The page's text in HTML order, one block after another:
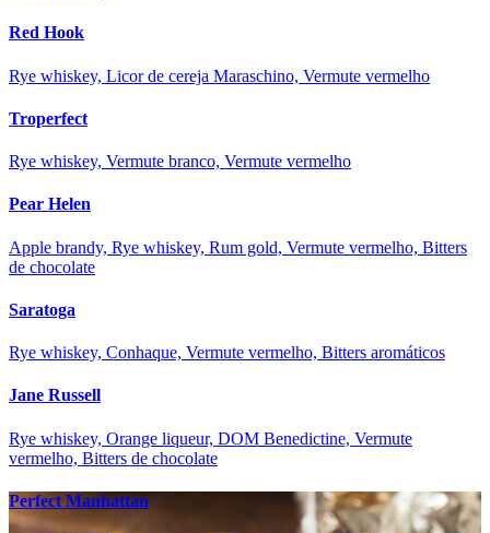
Red Hook
Rye whiskey, Licor de cereja Maraschino, Vermute vermelho
Troperfect
Rye whiskey, Vermute branco, Vermute vermelho
Pear Helen
Apple brandy, Rye whiskey, Rum gold, Vermute vermelho, Bitters
de chocolate
Saratoga
Rye whiskey, Conhaque, Vermute vermelho, Bitters aromáticos
Jane Russell
Rye whiskey, Orange liqueur, DOM Benedictine, Vermute
vermelho, Bitters de chocolate
Perfect Manhattan